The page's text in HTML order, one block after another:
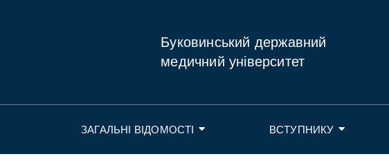
Буковинський державний
медичний університет
ЗАГАЛЬНІ ВІДОМОСТІ ВСТУПНИКУ